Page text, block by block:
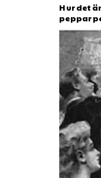
H ur det
peppar